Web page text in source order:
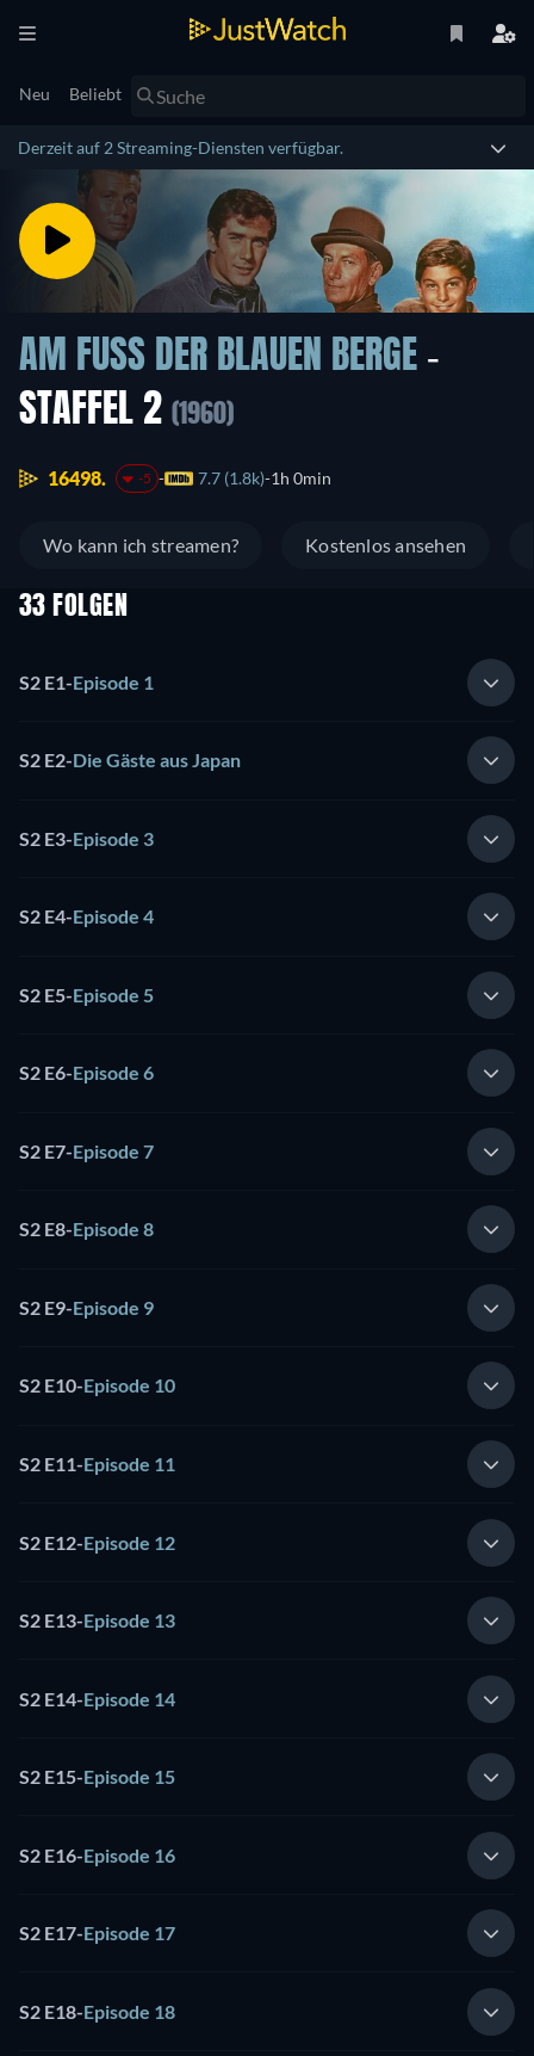
Neu Beliebt
Derzeit auf 2 Streaming-Diensten verfügbar.
AM FUSS DER BLAUEN BERGE
-
STAFFEL 2 (1960)
16498. -5 7.7 (1.8k) 1h 0min
Wo kann ich streamen? Kostenlos ansehen
33 FOLGEN
S2 E1-Episode 1
S2 E2-Die Gäste aus Japan
S2 E3-Episode 3
S2 E4-Episode 4
S2 E5-Episode 5
S2 E6-Episode 6
S2 E7-Episode 7
S2 E8-Episode 8
S2 E9-Episode 9
S2 E10-Episode 10
S2 E11-Episode 11
S2 E12-Episode 12
S2 E13-Episode 13
S2 E14-Episode 14
S2 E15-Episode 15
S2 E16-Episode 16
S2 E17-Episode 17
S2 E18-Episode 18